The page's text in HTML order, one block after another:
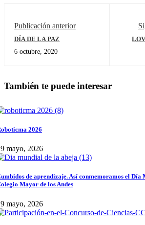
Publicación anterior
DÍA DE LA PAZ
6 octubre, 2020
También te puede interesar
2026
mayo, 2026
de aprendizaje. Así conmemoramos el Día
Mayor de los Andes
mayo, 2026